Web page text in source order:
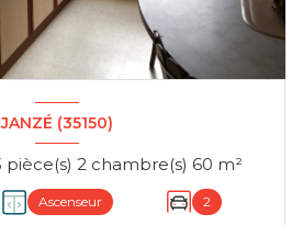
JANZÉ (35150)
Appartement 3 pièce(s) 2 chambre(s) 60 m²
Ascenseur 2